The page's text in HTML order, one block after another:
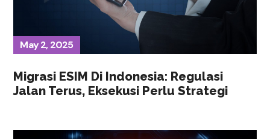
May 2, 2025
Migrasi ESIM Di Indonesia: Regulasi
Jalan Terus, Eksekusi Perlu Strategi